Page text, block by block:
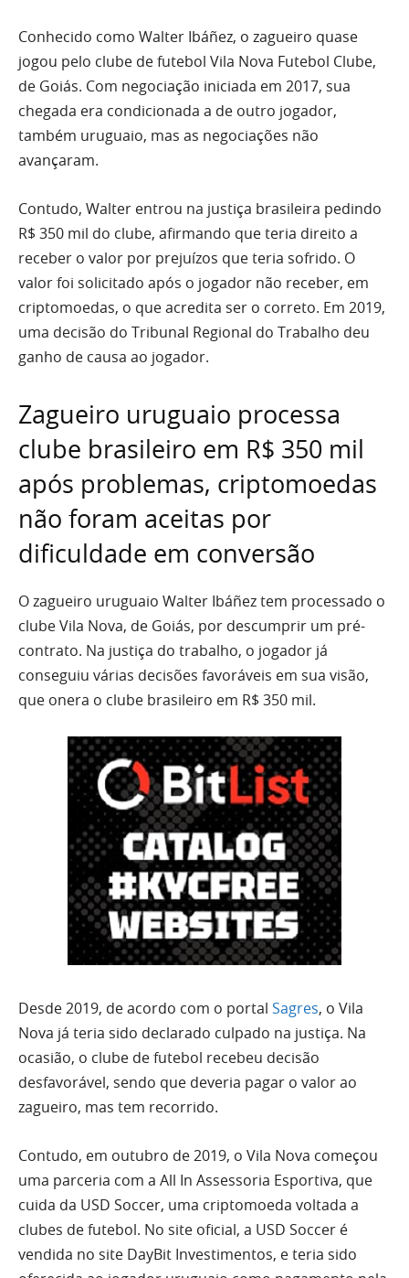
Conhecido como Walter Ibáñez, o zagueiro quase
jogou pelo clube de futebol Vila Nova Futebol Clube,
de Goiás. Com negociação iniciada em 2017, sua
chegada era condicionada a de outro jogador,
também uruguaio, mas as negociações não
avançaram.
Contudo, Walter entrou na justiça brasileira pedindo
R$ 350 mil do clube, afirmando que teria direito a
receber o valor por prejuízos que teria sofrido. O
valor foi solicitado após o jogador não receber, em
criptomoedas, o que acredita ser o correto. Em 2019,
uma decisão do Tribunal Regional do Trabalho deu
ganho de causa ao jogador.
Zagueiro uruguaio processa
clube brasileiro em R$ 350 mil
após problemas, criptomoedas
não foram aceitas por
dificuldade em conversão
O zagueiro uruguaio Walter Ibáñez tem processado o
clube Vila Nova, de Goiás, por descumprir um pré-
contrato. Na justiça do trabalho, o jogador já
conseguiu várias decisões favoráveis em sua visão,
que onera o clube brasileiro em R$ 350 mil.
Desde 2019, de acordo com o portal Sagres, o Vila
Nova já teria sido declarado culpado na justiça. Na
ocasião, o clube de futebol recebeu decisão
desfavorável, sendo que deveria pagar o valor ao
zagueiro, mas tem recorrido.
Contudo, em outubro de 2019, o Vila Nova começou
uma parceria com a All In Assessoria Esportiva, que
cuida da USD Soccer, uma criptomoeda voltada a
clubes de futebol. No site oficial, a USD Soccer é
vendida no site DayBit Investimentos, e teria sido